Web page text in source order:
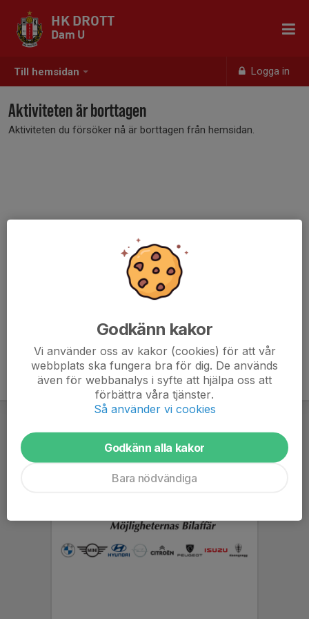
Till hemsidan Logga in
HK DROTT
Dam U
Aktiviteten är borttagen
Aktiviteten du försöker nå är borttagen från hemsidan.
Godkänn kakor
Vi använder oss av kakor (cookies) för att vår
webbplats ska fungera bra för dig. De används
även för webbanalys i syfte att hjälpa oss att
förbättra våra tjänster.
Så använder vi cookies
Godkänn alla kakor
Bara nödvändiga